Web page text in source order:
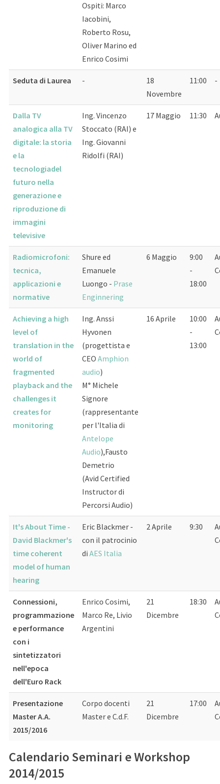
Ospiti: Marco
Iacobini,
Roberto Rosu,
Oliver Marino ed
Enrico Cosimi
Seduta di Laurea -
18
Novembre
11:00 -
Dalla TV
analogica alla TV
digitale: la storia
e la
tecnologiadel
futuro nella
generazione e
riproduzione di
immagini
televisive
Ing. Vincenzo
Stoccato (RAI) e
Ing. Giovanni
Ridolfi (RAI)
17 Maggio 11:30
Radiomicrofoni:
tecnica,
applicazioni e
normative
Shure ed
Emanuele
Luongo - Prase
Enginnering
6 Maggio
9:00
-
18:00
Achieving a high
level of
translation in the
world of
fragmented
playback and the
challenges it
creates for
monitoring
Ing. Anssi
Hyvonen
(progettista e
CEO Amphion
audio)
M° Michele
Signore
(rappresentante
per l'Italia di
Antelope
Audio),Fausto
Demetrio
(Avid Certified
Instructor di
Percorsi Audio)
16 Aprile
10:00
-
13:00
It's About Time -
David Blackmer's
time coherent
model of human
hearing
Eric Blackmer -
con il patrocinio
di AES Italia
2 Aprile 9:30
Connessioni,
programmazione
e performance
con i
sintetizzatori
nell'epoca
dell'Euro Rack
Enrico Cosimi,
Marco Re, Livio
Argentini
21
Dicembre
18:30
Presentazione
Master A.A.
2015/2016
Corpo docenti
Master e C.d.F.
21
Dicembre
17:00
Calendario Seminari e Workshop
2014/2015